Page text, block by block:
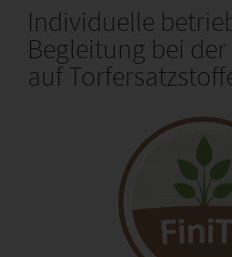
Individuelle
Begleitung bei
auf